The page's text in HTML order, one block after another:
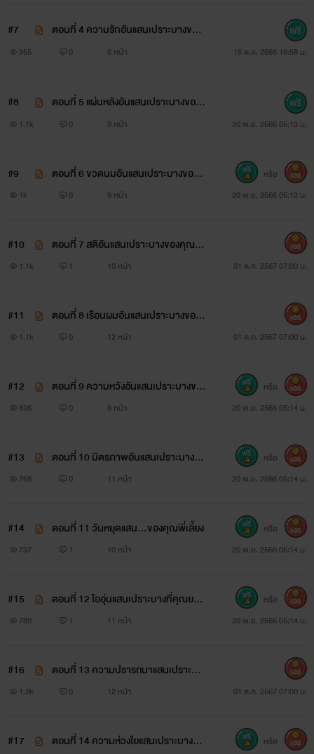
#7
ตอนที่ 4 ความรักอันแสนเปราะบางของ
คุณยอดผา
955 0 6 หน้า 16 ต.ค. 2566 16:58 น.
#8
ตอนที่ 5 แผ่นหลังอันแสนเปราะบางของคุ
ณยอดผา
1.1k 0 9 หน้า 20 พ.ย. 2566 05:13 น.
#9
ตอนที่ 6 ขวดนมอันแสนเปราะบางของคุ
ณยอดผา
1k 0 9 หน้า 20 พ.ย. 2566 05:13 น.
หรือ 500
#10
ตอนที่ 7 สติอันแสนเปราะบางของคุณยอ
ดผา++
1.1k 1 10 หน้า 01 ต.ค. 2567 07:00 น.
500
#11
ตอนที่ 8 เรือนผมอันแสนเปราะบางของคุ
ณยอดผา +++
1.1k 0 12 หน้า 01 ต.ค. 2567 07:00 น.
500
#12
ตอนที่ 9 ความหวังอันแสนเปราะบางของ
คุณยอดผา
836 0 8 หน้า 20 พ.ย. 2566 05:14 น.
หรือ 500
#13
ตอนที่ 10 มิตรภาพอันแสนเปราะบางขอ
งคุณยอดผา
768 0 11 หน้า 20 พ.ย. 2566 05:14 น.
หรือ 500
#14 ตอนที่ 11 วันหยุดแสน...ของคุณพี่เลี้ยง
737 1 10 หน้า 20 พ.ย. 2566 05:14 น.
หรือ 500
#15
ตอนที่ 12 ไออุ่นแสนเปราะบางที่คุณยอด
ผาโหยหา
789 1 11 หน้า 20 พ.ย. 2566 05:14 น.
หรือ 500
#16
ตอนที่ 13 ความปรารถนาแสนเปราะบาง
ของคุณยอดผา (NC♥)
1.2k 0 12 หน้า 01 ต.ค. 2567 07:00 น.
500
#17
ตอนที่ 14 ความห่วงใยแสนเปราะบางขอ
หรือ 500